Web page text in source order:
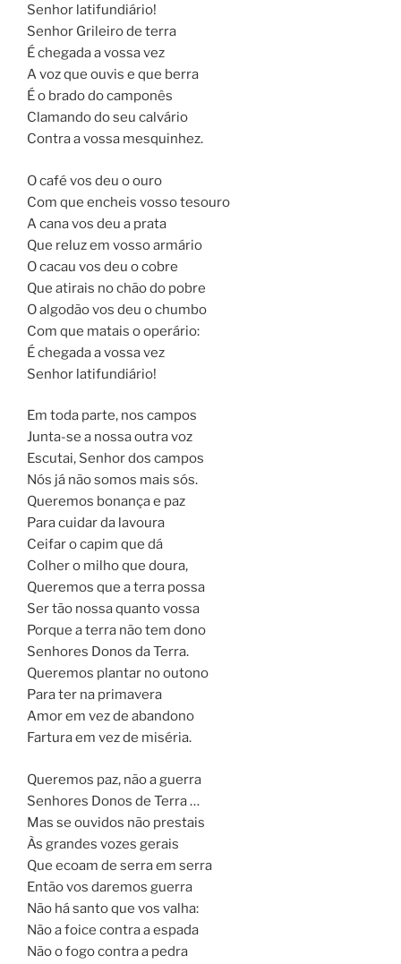
Senhor latifundiário!
Senhor Grileiro de terra
É chegada a vossa vez
A voz que ouvis e que berra
É o brado do camponês
Clamando do seu calvário
Contra a vossa mesquinhez.
O café vos deu o ouro
Com que encheis vosso tesouro
A cana vos deu a prata
Que reluz em vosso armário
O cacau vos deu o cobre
Que atirais no chão do pobre
O algodão vos deu o chumbo
Com que matais o operário:
É chegada a vossa vez
Senhor latifundiário!
Em toda parte, nos campos
Junta-se a nossa outra voz
Escutai, Senhor dos campos
Nós já não somos mais sós.
Queremos bonança e paz
Para cuidar da lavoura
Ceifar o capim que dá
Colher o milho que doura,
Queremos que a terra possa
Ser tão nossa quanto vossa
Porque a terra não tem dono
Senhores Donos da Terra.
Queremos plantar no outono
Para ter na primavera
Amor em vez de abandono
Fartura em vez de miséria.
Queremos paz, não a guerra
Senhores Donos de Terra …
Mas se ouvidos não prestais
Às grandes vozes gerais
Que ecoam de serra em serra
Então vos daremos guerra
Não há santo que vos valha:
Não a foice contra a espada
Não o fogo contra a pedra